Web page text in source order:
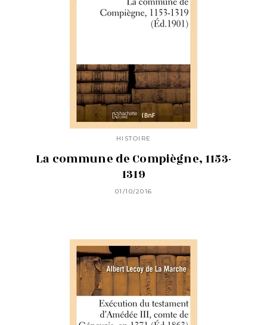
HISTOIRE
La commune de Compiègne, 1153-
1319
01/10/2016